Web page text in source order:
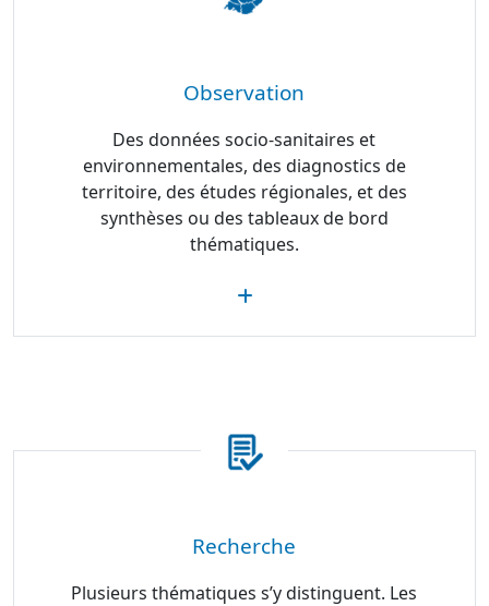
Observation
Des données socio-sanitaires et
environnementales, des diagnostics de
territoire, des études régionales, et des
synthèses ou des tableaux de bord
thématiques.
Recherche
Plusieurs thématiques s’y distinguent. Les